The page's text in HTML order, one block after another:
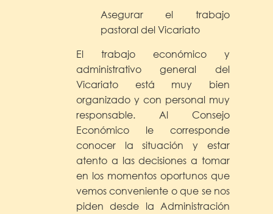
Asegurar el trabajo
pastoral del Vicariato
El trabajo económico y
administrativo general del
Vicariato está muy bien
organizado y con personal muy
responsable. Al Consejo
Económico le corresponde
conocer la situación y estar
atento a las decisiones a tomar
en los momentos oportunos que
vemos conveniente o que se nos
piden desde la Administración